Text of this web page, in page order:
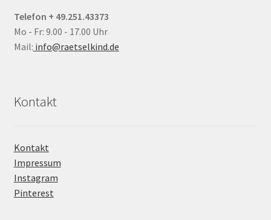
Telefon + 49.251.43373
Mo - Fr: 9.00 - 17.00 Uhr
Mail: info@raetselkind.de
Kontakt
Kontakt
Impressum
Instagram
Pinterest